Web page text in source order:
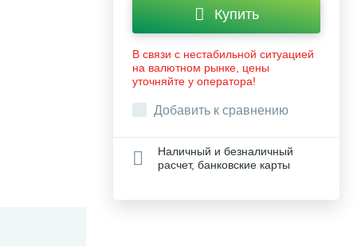
Купить
В связи с нестабильной ситуацией
на валютном рынке, цены
уточняйте у оператора!
Добавить к сравнению
Наличный и безналичный
расчет, банковские карты